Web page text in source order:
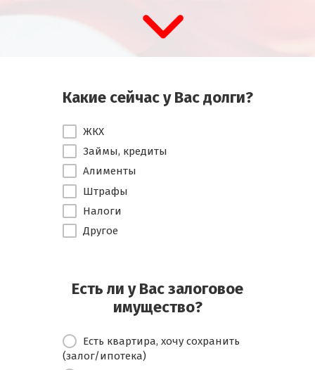
Какие сейчас у Вас долги?
ЖКХ
Займы, кредиты
Алименты
Штрафы
Налоги
Другое
Есть ли у Вас залоговое
имущество?
Есть квартира, хочу сохранить
(залог/ипотека)